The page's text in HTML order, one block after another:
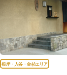
根岸・入谷・金杉エリア